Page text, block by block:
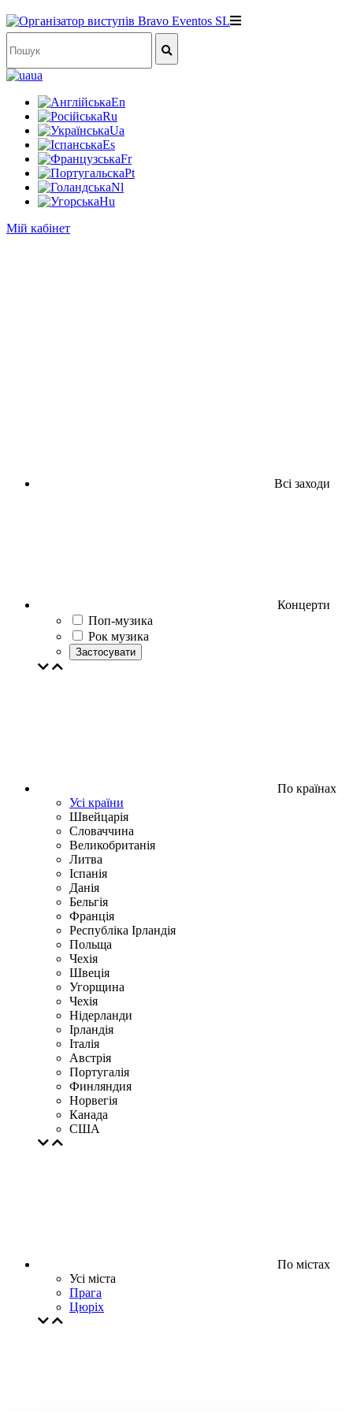
ua
En
Ru
Ua
Es
Fr
Pt
Nl
Hu
Мій кабінет
Всі заходи
Концерти
Поп-музика
Рок музика
Застосувати
По країнах
Усі країни
Швейцарія
Словаччина
Великобританія
Литва
Іспанія
Данія
Бельгія
Франція
Республіка Ірландія
Польща
Чехія
Швецiя
Угорщина
Чехія
Нідерланди
Iрландія
Iталiя
Австрія
Португалія
Финляндия
Норвегія
Канада
США
По містах
Усі міста
Прага
Цюрiх